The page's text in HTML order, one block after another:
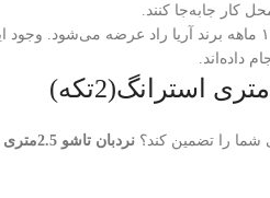
کار جابه‌جا کنند.
با ضمانت ۱۲ ماهه برند آریا راد عرضه
داده‌اند.
شما را تضمین کند؟ نردبان تاشو 2.5متری استرانگ(2تکه)